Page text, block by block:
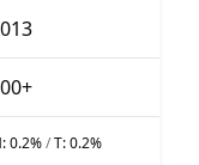
0.2%/T:0.2%